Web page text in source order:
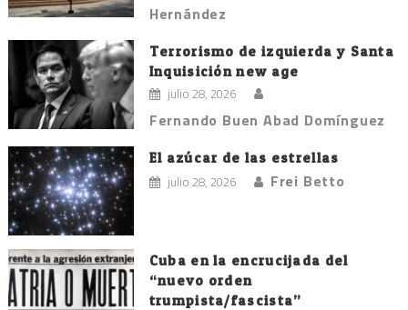
Hernández
Terrorismo de izquierda y Santa
Inquisición new age
julio 28, 2026
Fernando Buen Abad Domínguez
El azúcar de las estrellas
julio 28, 2026 Frei Betto
Cuba en la encrucijada del
“nuevo orden
trumpista/fascista”